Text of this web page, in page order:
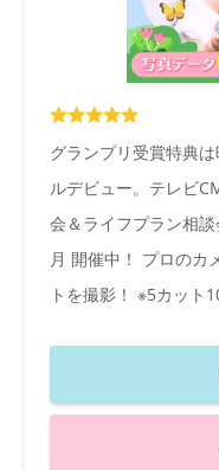
グランプリ受賞特典
ルデビュー。テレビ
会＆ライフプラン相
月 開催中！ プロのカ
トを撮影！ ※5カット